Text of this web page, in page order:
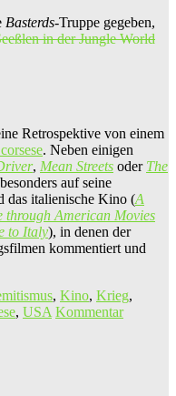
Basterds-Truppe gegeben,
in der Jungle World
Retrospektive von einem
. Neben einigen
, Mean Streets oder The
auf seine
das italienische Kino (A
through American Movies
to Italy), in denen der
kommentiert und
, Kino, Krieg,
, USA Kommentar